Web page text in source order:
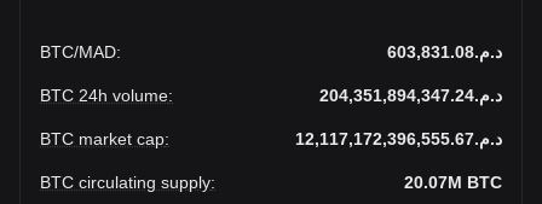
BTC/MAD: د.م.603,831.08
BTC 24h volume: د.م.204,351,894,347.24
BTC market cap: د.م.12,117,172,396,555.67
BTC circulating supply: 20.07M BTC